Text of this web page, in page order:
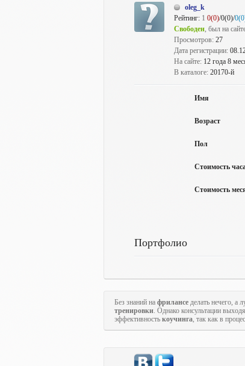
oleg_k
Рейтинг: 1 0(0)/0(0)/
Свободен, был на
Просмотров: 27
Дата регистрации:
На сайте: 12 года 8
В каталоге: 20170-й
Имя
Возраст
Пол
Стоимость
Стоимость
Портфолио
Без знаний на фрилансе делать нечего, а
тренировки. Однако консультации
эффективность коучинга, так как в